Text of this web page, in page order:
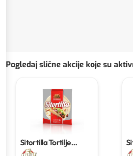
Pogledaj slične akcije koje su
Sitortilla Tortilje
original